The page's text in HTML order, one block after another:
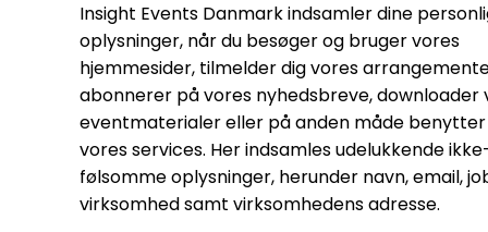
Insight Events Danmark indsamler dine
oplysninger, når du besøger og bruger vores
hjemmesider, tilmelder dig vores
abonnerer på vores nyhedsbreve, downloader
eventmaterialer eller på anden måde benytter
vores services. Her indsamles udelukkende
følsomme oplysninger, herunder navn, email,
virksomhed samt virksomhedens adresse.